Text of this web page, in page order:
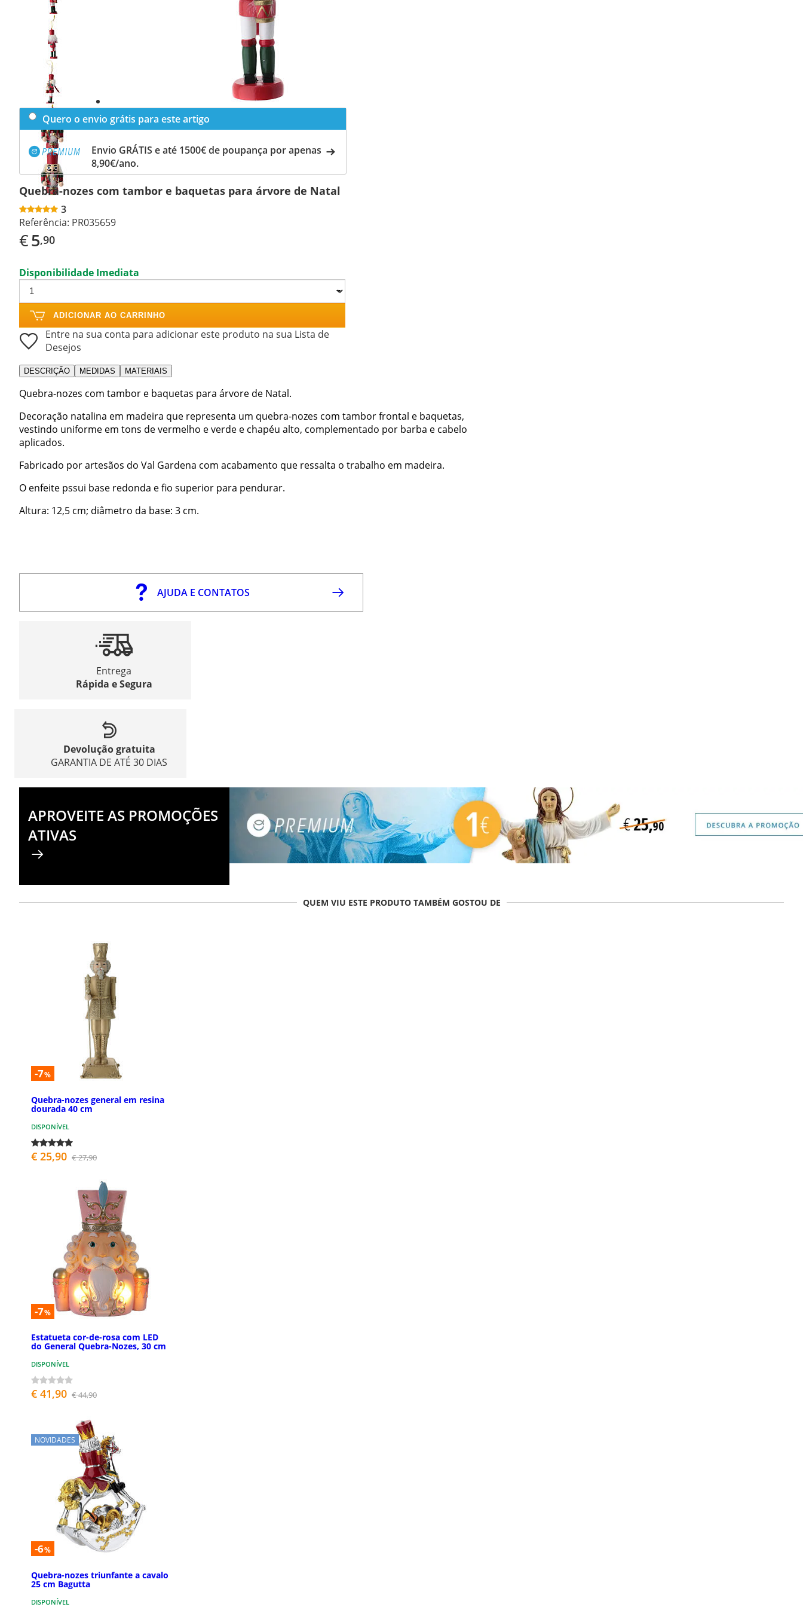
Previous
slide
Next
slide
Quero o envio grátis para este artigo
Envio GRÁTIS e até 1500€ de poupança por apenas
8,90€/ano.
Quebra-nozes com tambor e baquetas para árvore de Natal
3
Referência: PR035659
€5,90
Disponibilidade Imediata
ADICIONAR AO CARRINHO
Entre na sua conta para adicionar este produto na sua Lista de
Desejos
DESCRIÇÃO MEDIDAS MATERIAIS
Quebra-nozes com tambor e baquetas para árvore de Natal.
Decoração natalina em madeira que representa um quebra-nozes com tambor frontal e baquetas,
vestindo uniforme em tons de vermelho e verde e chapéu alto, complementado por barba e cabelo
aplicados.
Fabricado por artesãos do Val Gardena com acabamento que ressalta o trabalho em madeira.
O enfeite pssui base redonda e fio superior para pendurar.
Altura: 12,5 cm; diâmetro da base: 3 cm.
AJUDA E CONTATOS
Entrega
Rápida e Segura
Devolução gratuita
GARANTIA DE ATÉ 30 DIAS
APROVEITE AS PROMOÇÕES
ATIVAS
QUEM VIU ESTE PRODUTO TAMBÉM GOSTOU DE
-7%
Quebra-nozes general em resina
dourada 40 cm
DISPONÍVEL
€ 25,90 € 27,90
-7%
Estatueta cor-de-rosa com LED
do General Quebra-Nozes, 30 cm
DISPONÍVEL
€ 41,90 € 44,90
NOVIDADES
-6%
Quebra-nozes triunfante a cavalo
25 cm Bagutta
DISPONÍVEL